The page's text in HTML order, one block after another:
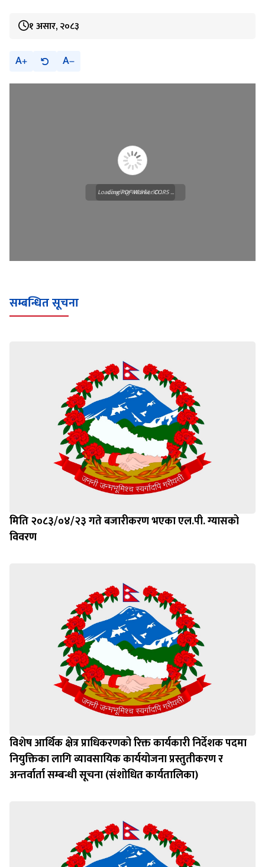
१ असार, २०८३
A A
Loading WEBGL 3D ...
Loading PDF Worker CORS ...
सम्बन्धित सूचना
मिति २०८३/०४/२३ गते बजारीकरण भएका एल.पी. ग्यासको
विवरण
विशेष आर्थिक क्षेत्र प्राधिकरणको रिक्त कार्यकारी निर्देशक पदमा
नियुक्तिका लागि व्यावसायिक कार्ययोजना प्रस्तुतीकरण र
अन्तर्वार्ता सम्बन्धी सूचना (संशोधित कार्यतालिका)